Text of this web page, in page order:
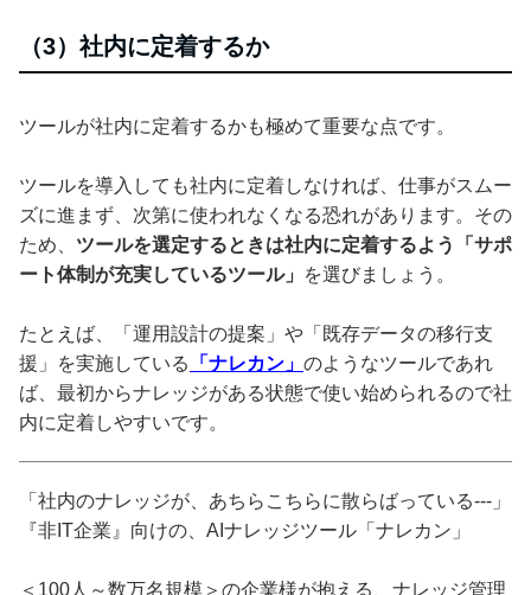
（3）社内に定着するか
ツールが社内に定着するかも極めて重要な点です。
ツールを導入しても社内に定着しなければ、仕事がスムー
ズに進まず、次第に使われなくなる恐れがあります。その
ため、 ツールを選定するときは社内に定着するよう「サポ
ート体制が充実しているツール」
を選びましょう。
たとえば、「運用設計の提案」や「既存データの移行支
援」を実施している
「ナレカン」 のようなツールであれ
ば、最初からナレッジがある状態で使い始められるので社
内に定着しやすいです。
「社内のナレッジが、あちらこちらに散らばっている---」
『非IT企業』向けの、AIナレッジツール「ナレカン」
＜100人～数万名規模＞の企業様が抱える、ナレッジ管理